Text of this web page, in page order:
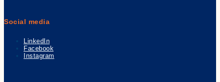
Social media
LinkedIn
Facebook
Instagram